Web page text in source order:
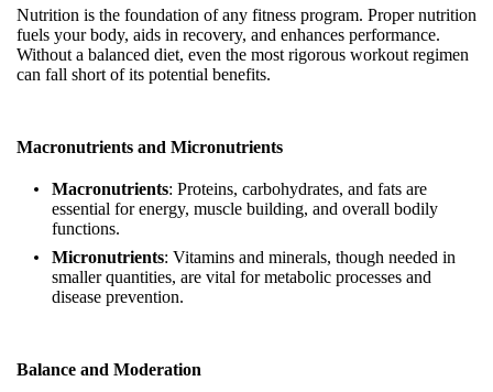
Nutrition is the foundation of any fitness program. Proper nutrition
fuels your body, aids in recovery, and enhances performance.
Without a balanced diet, even the most rigorous workout regimen
can fall short of its potential benefits.
Macronutrients and Micronutrients
Macronutrients: Proteins, carbohydrates, and fats are
essential for energy, muscle building, and overall bodily
functions.
Micronutrients: Vitamins and minerals, though needed in
smaller quantities, are vital for metabolic processes and
disease prevention.
Balance and Moderation